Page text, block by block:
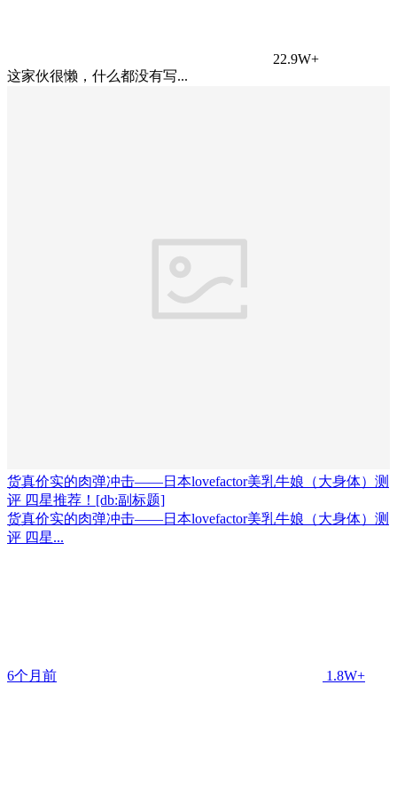
22.9W+
这家伙很懒，什么都没有写...
货真价实的肉弹冲击——日本lovefactor美乳牛娘（大身体）测
评 四星推荐！[db:副标题]
货真价实的肉弹冲击——日本lovefactor美乳牛娘（大身体）测
评 四星...
6个月前 1.8W+